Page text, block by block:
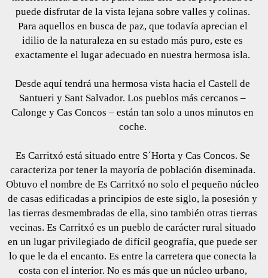
puede disfrutar de la vista lejana sobre valles y colinas.
Para aquellos en busca de paz, que todavía aprecian el
idilio de la naturaleza en su estado más puro, este es
exactamente el lugar adecuado en nuestra hermosa isla.
Desde aquí tendrá una hermosa vista hacia el Castell de
Santueri y Sant Salvador. Los pueblos más cercanos –
Calonge y Cas Concos – están tan solo a unos minutos en
coche.
Es Carritxó está situado entre S´Horta y Cas Concos. Se
caracteriza por tener la mayoría de población diseminada.
Obtuvo el nombre de Es Carritxó no solo el pequeño núcleo
de casas edificadas a principios de este siglo, la posesión y
las tierras desmembradas de ella, sino también otras tierras
vecinas. Es Carritxó es un pueblo de carácter rural situado
en un lugar privilegiado de difícil geografía, que puede ser
lo que le da el encanto. Es entre la carretera que conecta la
costa con el interior. No es más que un núcleo urbano,